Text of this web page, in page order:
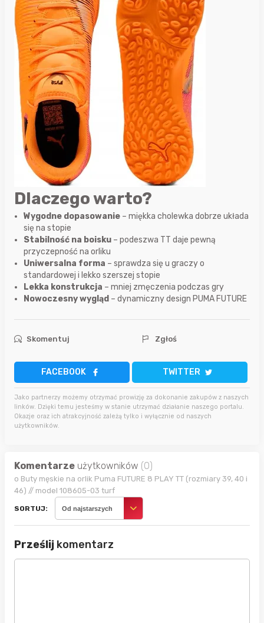
Dlaczego warto?
Wygodne dopasowanie – miękka cholewka dobrze układa
się na stopie
Stabilność na boisku – podeszwa TT daje pewną
przyczepność na orliku
Uniwersalna forma – sprawdza się u graczy o
standardowej i lekko szerszej stopie
Lekka konstrukcja – mniej zmęczenia podczas gry
Nowoczesny wygląd – dynamiczny design PUMA FUTURE
Skomentuj Zgłoś
FACEBOOK TWITTER
Jako partnerzy możemy otrzymać prowizję za dokonanie zakupów z naszych
linków. Dzięki temu jesteśmy w stanie utrzymać działanie naszego portalu.
Okazje oraz ich atrakcyjność zależą tylko i wyłącznie od naszych
użytkowników.
Komentarze użytkowników (0)
o Buty męskie na orlik Puma FUTURE 8 PLAY TT (rozmiary 39, 40 i
46) // model 108605-03 turf
SORTUJ: Od najstarszych
Prześlij komentarz